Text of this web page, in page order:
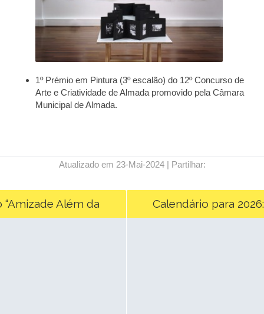
1º Prémio em Pintura (3º escalão) do 12º Concurso de
Arte e Criatividade de Almada promovido pela Câmara
Municipal de Almada.
Atualizado em 23-Mai-2024 | Partilhar:
Além da Calendário para 2026: